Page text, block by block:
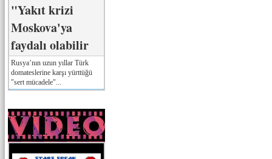
"Yakıt krizi
Moskova'ya
faydalı olabilir
Rusya’nın uzun yıllar Türk
domateslerine karşı yürttüğü
"sert mücadele"...